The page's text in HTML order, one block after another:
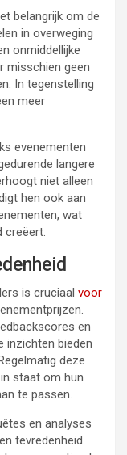
belangrijk om de
in overweging
onmiddellijke
misschien geen
In tegenstelling
meer
evenementen
langere
niet alleen
hen ook aan
wat
creëert.
is cruciaal voor
en
inzichten bieden
deze
staat om hun
te passen.
en analyses
tevredenheid